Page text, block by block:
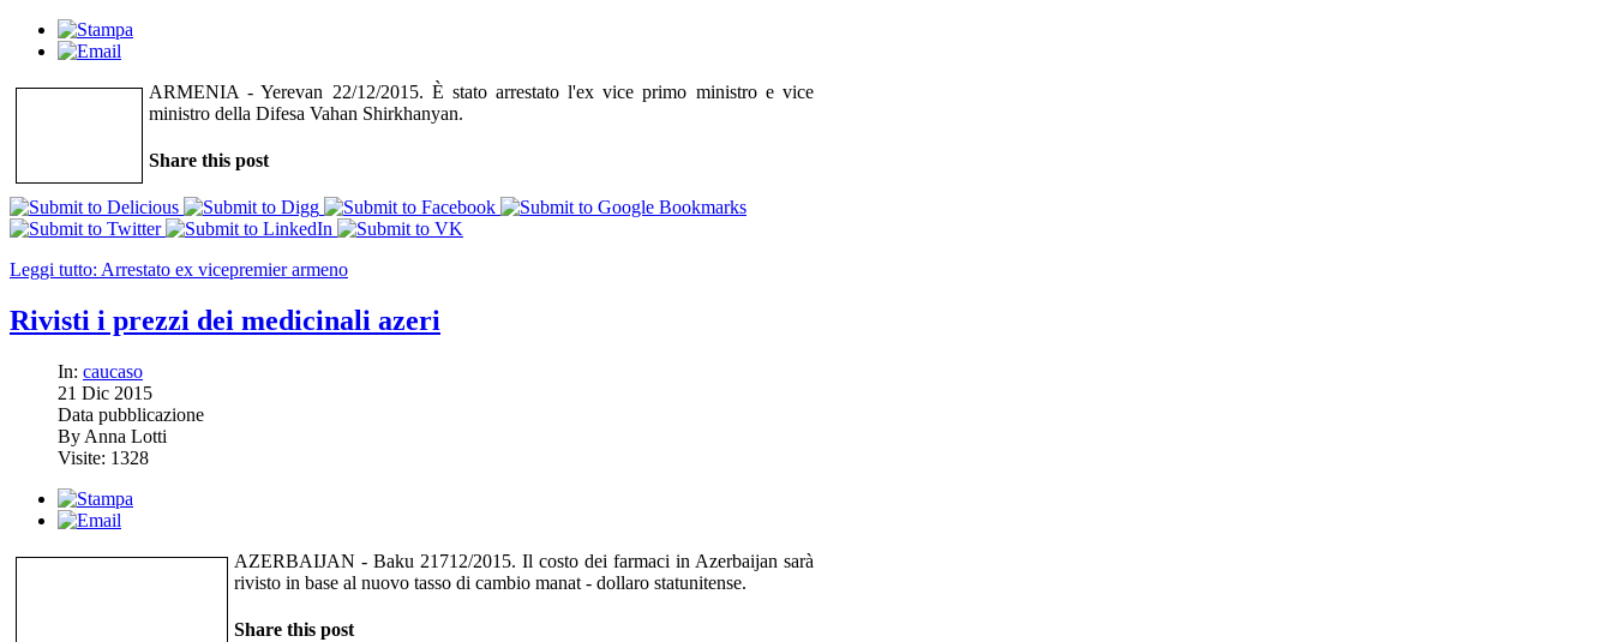
ARMENIA - Yerevan 22/12/2015. È stato arrestato l'ex vice primo ministro e vice
ministro della Difesa Vahan Shirkhanyan.
Share this post
Leggi tutto: Arrestato ex vicepremier armeno
Rivisti i prezzi dei medicinali azeri
In: caucaso
21 Dic 2015
Data pubblicazione
By Anna Lotti
Visite: 1328
AZERBAIJAN - Baku 21712/2015. Il costo dei farmaci in Azerbaijan sarà
rivisto in base al nuovo tasso di cambio manat - dollaro statunitense.
Share this post